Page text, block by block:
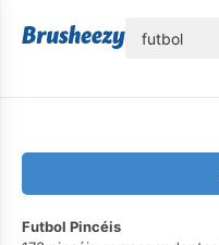
Futbol Pincéis